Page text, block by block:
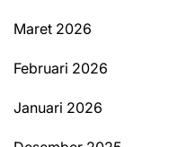
Maret 2026
Februari 2026
Januari 2026